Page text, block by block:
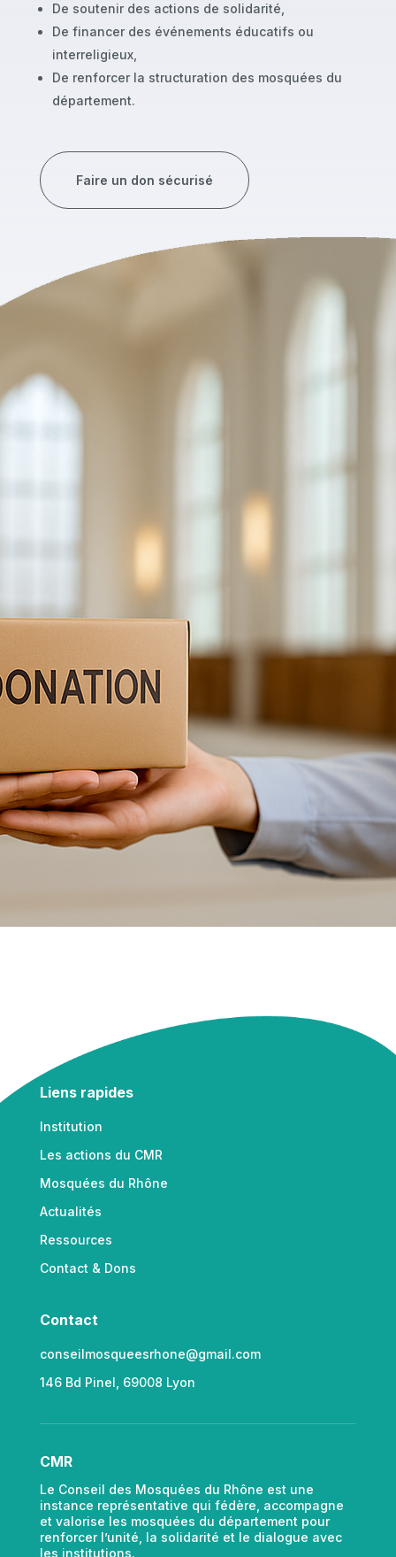
De soutenir des actions de solidarité,
De financer des événements éducatifs ou
interreligieux,
De renforcer la structuration des mosquées du
département.
Faire un don sécurisé
Liens rapides
Institution
Les actions du CMR
Mosquées du Rhône
Actualités
Ressources
Contact & Dons
Contact
conseilmosqueesrhone@gmail.com
146 Bd Pinel, 69008 Lyon
CMR
Le Conseil des Mosquées du Rhône est une
instance représentative qui fédère, accompagne
et valorise les mosquées du département pour
renforcer l’unité, la solidarité et le dialogue avec
les institutions.